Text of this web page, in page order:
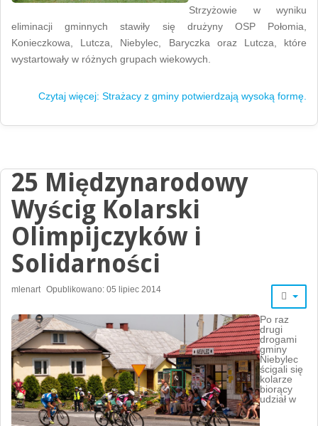
Strzyżowie w wyniku
eliminacji gminnych stawiły się drużyny OSP Połomia,
Konieczkowa, Lutcza, Niebylec, Baryczka oraz Lutcza, które
wystartowały w różnych grupach wiekowych.
Czytaj więcej: Strażacy z gminy potwierdzają wysoką formę.
25 Międzynarodowy
Wyścig Kolarski
Olimpijczyków i
Solidarności
mlenart Opublikowano: 05 lipiec 2014
Po raz
drugi
drogami
gminy
Niebylec
ścigali się
kolarze
biorący
udział w